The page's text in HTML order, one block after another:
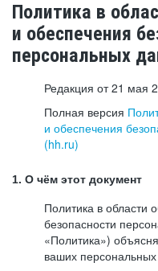
Политика в
и обеспечения
персональных
Редакция от 21 мая
Полная версия
и обеспечения
(hh.ru)
1. О чём этот документ
Политика в области
безопасности
«Политика»)
ваших